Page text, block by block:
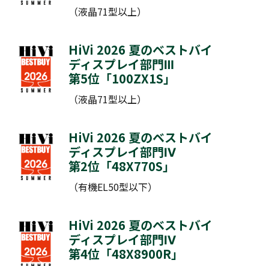
（液晶71型以上）
HiVi 2026 夏のベストバイ
ディスプレイ部門Ⅲ
第5位「100ZX1S」
（液晶71型以上）
HiVi 2026 夏のベストバイ
ディスプレイ部門Ⅳ
第2位「48X770S」
（有機EL50型以下）
HiVi 2026 夏のベストバイ
ディスプレイ部門Ⅳ
第4位「48X8900R」